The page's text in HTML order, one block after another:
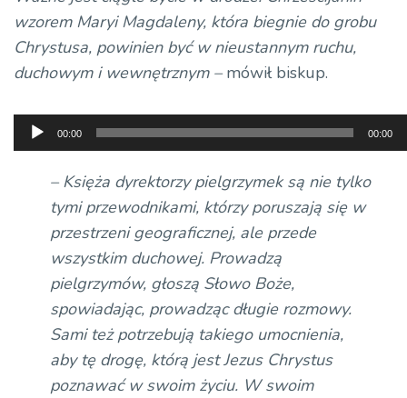
wzorem Maryi Magdaleny, która biegnie do grobu
Chrystusa, powinien być w nieustannym ruchu,
duchowym i wewnętrznym – mówił biskup.
Odtwarzacz
plików
dźwiękowych
00:00 00:00
– Księża dyrektorzy pielgrzymek są nie tylko
tymi przewodnikami, którzy poruszają się w
przestrzeni geograficznej, ale przede
wszystkim duchowej. Prowadzą
pielgrzymów, głoszą Słowo Boże,
spowiadając, prowadząc długie rozmowy.
Sami też potrzebują takiego umocnienia,
aby tę drogę, którą jest Jezus Chrystus
poznawać w swoim życiu. W swoim